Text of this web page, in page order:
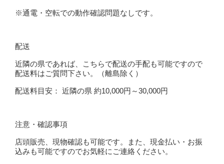
※通電・空転での動作確認問題なしです。
配送
近隣の県であれば、こちらで配送の手配も可能ですので
配送料はご質問下さい。（離島除く）
配送料目安： 近隣の県 約10,000円～30,000円
注意・確認事項
店頭販売、現物確認も可能です。また、現金払い・お振
込みも可能ですのでお気軽にご連絡ください。